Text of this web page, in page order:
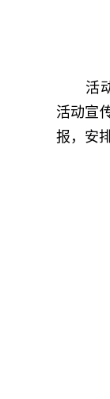
活
活动宣
报，安